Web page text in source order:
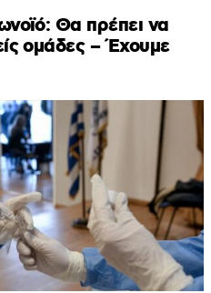
Θα πρέπει να
ομάδες – Έχουμε